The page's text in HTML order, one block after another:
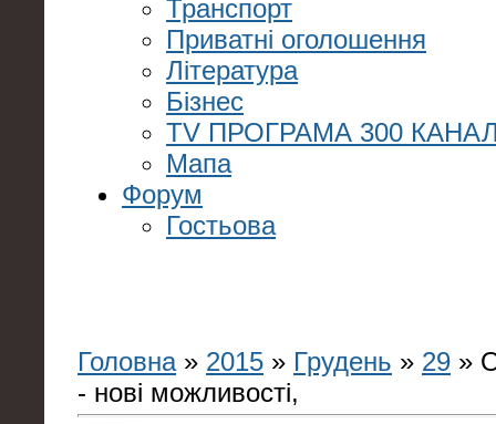
Транспорт
Приватні оголошення
Література
Бізнес
TV ПРОГРАМА 300
Мапа
Форум
Гостьова
Головна» 2015 » Грудень » 29 »
- нові можливості,